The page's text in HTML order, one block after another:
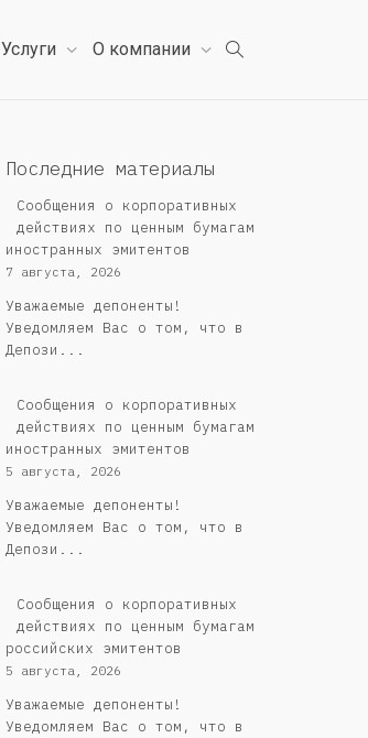
Услуги О компании
Последние материалы
Сообщения о корпоративных
действиях по ценным бумагам
иностранных эмитентов
7 августа, 2026
Уважаемые депоненты!
Уведомляем Вас о том, что в
Депози...
Сообщения о корпоративных
действиях по ценным бумагам
иностранных эмитентов
5 августа, 2026
Уважаемые депоненты!
Уведомляем Вас о том, что в
Депози...
Cообщения о корпоративных
действиях по ценным бумагам
российских эмитентов
5 августа, 2026
Уважаемые депоненты!
Уведомляем Вас о том, что в